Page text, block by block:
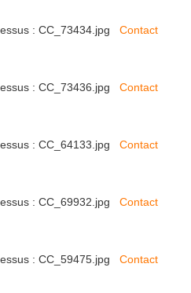
: CC_73434.jpg Contact
: CC_73436.jpg Contact
: CC_64133.jpg Contact
: CC_69932.jpg Contact
: CC_59475.jpg Contact